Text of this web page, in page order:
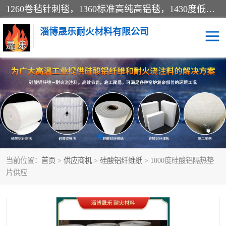
1260卷毡针刺毯，1360标准高纯高铝毯，1430度低锆锆铝含锆毯，普通挡渣棉卷毡，防火纸、挡火板、隔热垫片模块、棉块、折叠块、散棉高温固化剂价格规格密度多少钱图片视频立方平米参数指标
淄博晟乐耐火材料有限公司
当前位置： 首页 > 供应商机 > 硅酸铝纤维纸 > 1000度硅酸铝隔热垫
片供应
硅酸铝挡渣棉 硅酸铝纤维纸
硅酸铝挡火板 高铝毯
含锆毯 硅酸铝折叠块
硅酸铝散棉 硅酸铝纤维毯
硅酸铝模块